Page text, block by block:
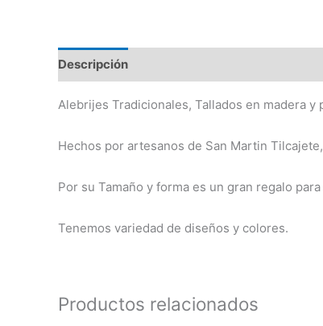
Descripción
Alebrijes Tradicionales, Tallados en madera y
Hechos por artesanos de San Martin
Por su Tamaño y forma es un gran regalo
Tenemos variedad de diseños y colores.
Productos relacionados